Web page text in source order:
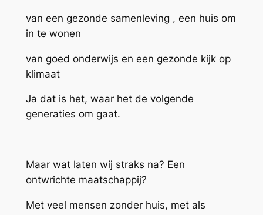
van een gezonde samenleving , een huis om
in te wonen
van goed onderwijs en een gezonde kijk op
klimaat
Ja dat is het, waar het de volgende
generaties om gaat.
Maar wat laten wij straks na? Een
ontwrichte maatschappij?
Met veel mensen zonder huis, met als